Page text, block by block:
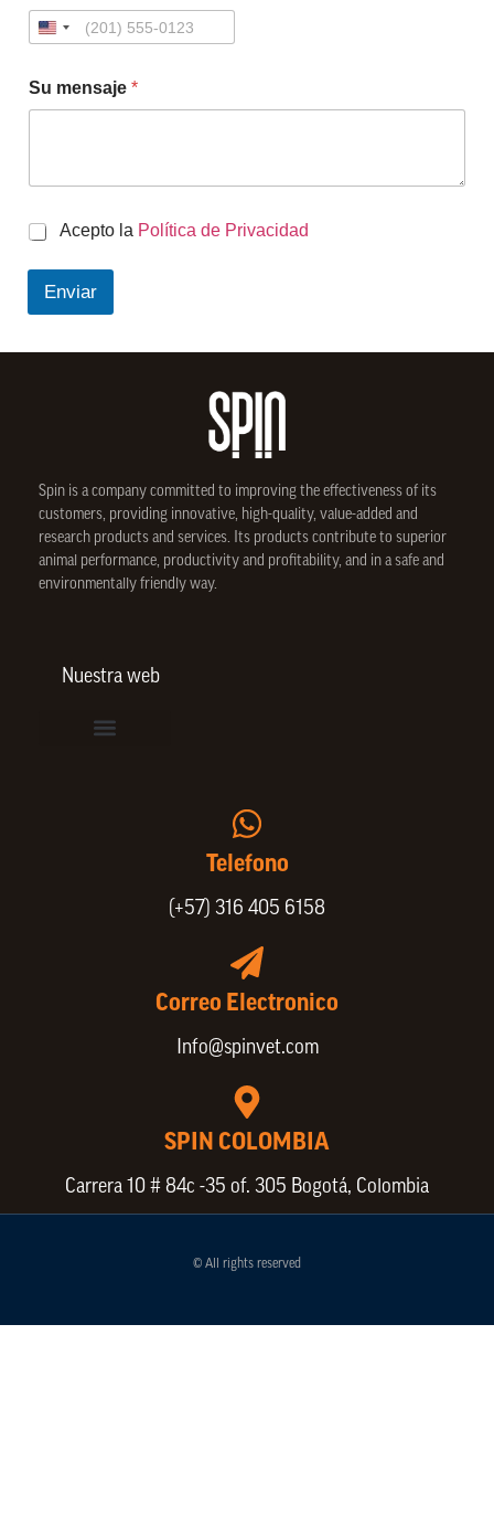
Su mensaje *
C
e
k
o
Acepto la Política de Privacidad
Enviar
Spin is a company committed to improving the effectiveness of its
customers, providing innovative, high-quality, value-added and
research products and services. Its products contribute to superior
animal performance, productivity and profitability, and in a safe and
environmentally friendly way.
Nuestra web
Telefono
(+57) 316 405 6158
Correo Electronico
Info@spinvet.com
SPIN COLOMBIA
Carrera 10 # 84c -35 of. 305 Bogotá, Colombia
© All rights reserved